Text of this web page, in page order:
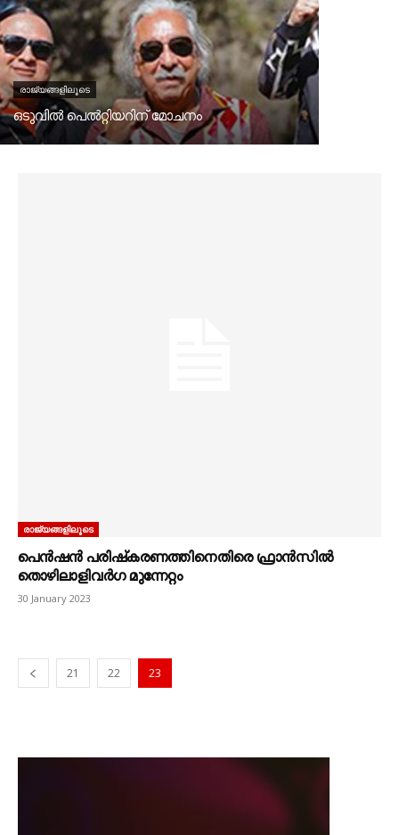
രാജ്യങ്ങളിലൂടെ
ഒടുവിൽ പെൽറ്റിയറിന്‌ മോചനം
രാജ്യങ്ങളിലൂടെ
പെന്‍ഷന്‍ പരിഷ്കരണത്തിനെതിരെ ഫ്രാന്‍സില്‍
തൊഴിലാളിവര്‍ഗ മുന്നേറ്റം
30 January 2023
21 22 23